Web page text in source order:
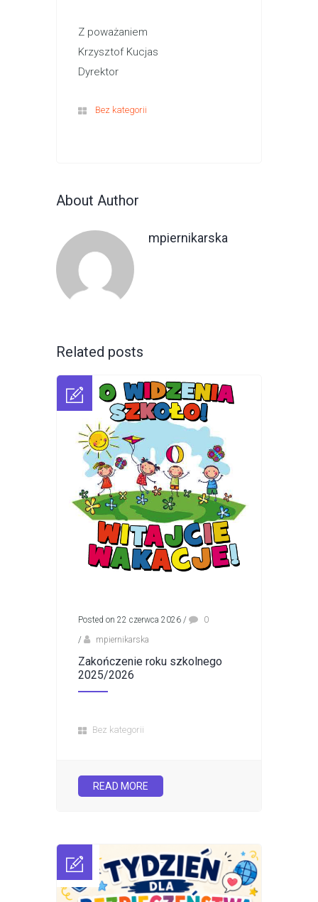
Z poważaniem
Krzysztof Kucjas
Dyrektor
Bez kategorii
About Author
mpiernikarska
Related posts
Posted on 22 czerwca 2026 /
0
/
mpiernikarska
Zakończenie roku szkolnego
2025/2026
Bez kategorii
READ MORE